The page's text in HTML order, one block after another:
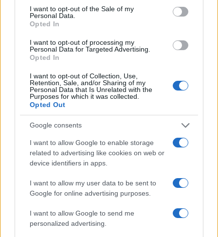
consent section.
I want to opt-out of the Sale of my
Personal Data.
Opted In
I want to opt-out of processing my
Personal Data for Targeted Advertising.
Opted In
I want to opt-out of Collection, Use,
Retention, Sale, and/or Sharing of my
Personal Data that Is Unrelated with the
Purposes for which it was collected.
Opted Out
Google consents
I want to allow Google to enable storage
related to advertising like cookies on web or
device identifiers in apps.
I want to allow my user data to be sent to
Google for online advertising purposes.
I want to allow Google to send me
personalized advertising.
Φιλοδωρήματα: Αφορολόγητα έως 6.000 ευρώ
τον χρόνο – Ποιοι κερδίζουν από τη νέα ρύθμιση
31/07/2026 - 11:18πμ